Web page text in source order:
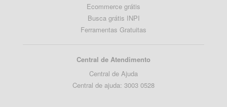
Ecommerce grátis
Busca grátis INPI
Ferramentas Gratuitas
Central de Atendimento
Central de Ajuda
Central de ajuda: 3003 0528